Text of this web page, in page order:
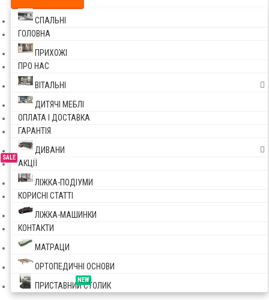
СПАЛЬНІ
ГОЛОВНА
ПРИХОЖІ
ПРО НАС
ВІТАЛЬНІ
ДИТЯЧІ МЕБЛІ
ОПЛАТА І ДОСТАВКА
ГАРАНТІЯ
ДИВАНИ
SALE
АКЦІЇ
ЛІЖКА-ПОДІУМИ
КОРИСНІ СТАТТІ
ЛІЖКА-МАШИНКИ
КОНТАКТИ
МАТРАЦИ
ОРТОПЕДИЧНІ ОСНОВИ
NEW
ПРИСТАВНИЙ СТОЛИК